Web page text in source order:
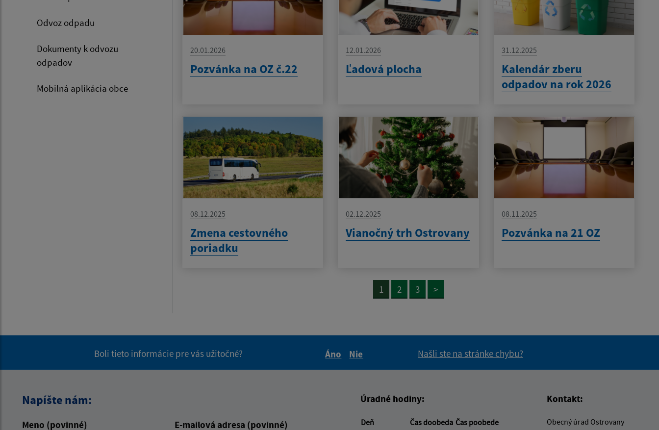
Odvoz odpadu
Dokumenty k odvozu
odpadov
Mobilná aplikácia obce
20.01.2026
Pozvánka na OZ č.22
12.01.2026
Ľadová plocha
31.12.2025
Kalendár zberu
odpadov na rok 2026
08.12.2025
Zmena cestovného
poriadku
02.12.2025
Vianočný trh Ostrovany
08.11.2025
Pozvánka na 21 OZ
1 2 3 >
Boli tieto informácie pre vás užitočné?
Áno
Nie
Našli ste na stránke chybu?
Napíšte nám:
Meno (povinné) E-mailová adresa (povinné)
Úradné hodiny:
Deň Čas doobeda Čas poobede
Kontakt:
Obecný úrad Ostrovany